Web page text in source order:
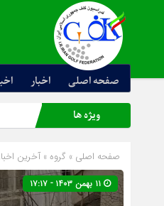
صفحه اصلی اخبار
ویژه ها
صفحه اصلی » گروه » آخرین